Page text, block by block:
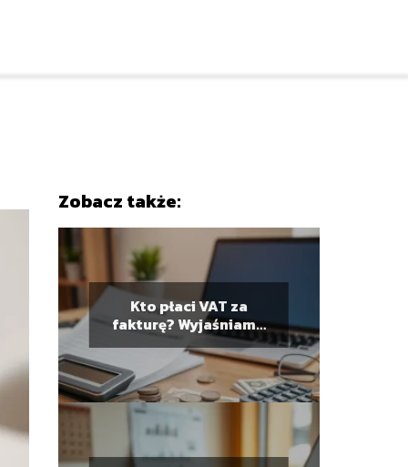
Zobacz także:
Kto płaci VAT za
fakturę? Wyjaśniamy
obowiązki podatkowe